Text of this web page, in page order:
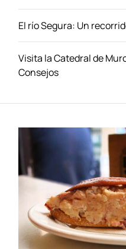
s
d
e
n
i
:
G
u
í
a
El río Segura: Un
Visita la Catedral de
Consejos